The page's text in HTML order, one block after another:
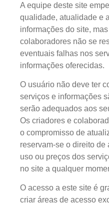
A equipe deste site
qualidade, atualidade e
informações do site,
colaboradores não se
eventuais falhas nos
informações oferecidas.
O usuário não deve ter
serviços e informações
serão adequados aos
Os criadores e
o compromisso de
reservam-se o direito
uso ou preços dos
no site a qualquer
O acesso a este site é
criar áreas de acesso